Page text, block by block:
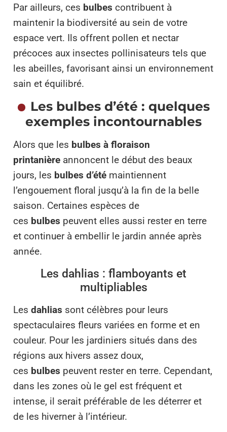
Par ailleurs, ces bulbes contribuent à
maintenir la biodiversité au sein de votre
espace vert. Ils offrent pollen et nectar
précoces aux insectes pollinisateurs tels que
les abeilles, favorisant ainsi un environnement
sain et équilibré.
Les bulbes d’été : quelques
exemples incontournables
Alors que les bulbes à floraison
printanière annoncent le début des beaux
jours, les bulbes d’été maintiennent
l’engouement floral jusqu’à la fin de la belle
saison. Certaines espèces de
ces bulbes peuvent elles aussi rester en terre
et continuer à embellir le jardin année après
année.
Les dahlias : flamboyants et
multipliables
Les dahlias sont célèbres pour leurs
spectaculaires fleurs variées en forme et en
couleur. Pour les jardiniers situés dans des
régions aux hivers assez doux,
ces bulbes peuvent rester en terre. Cependant,
dans les zones où le gel est fréquent et
intense, il serait préférable de les déterrer et
de les hiverner à l’intérieur.